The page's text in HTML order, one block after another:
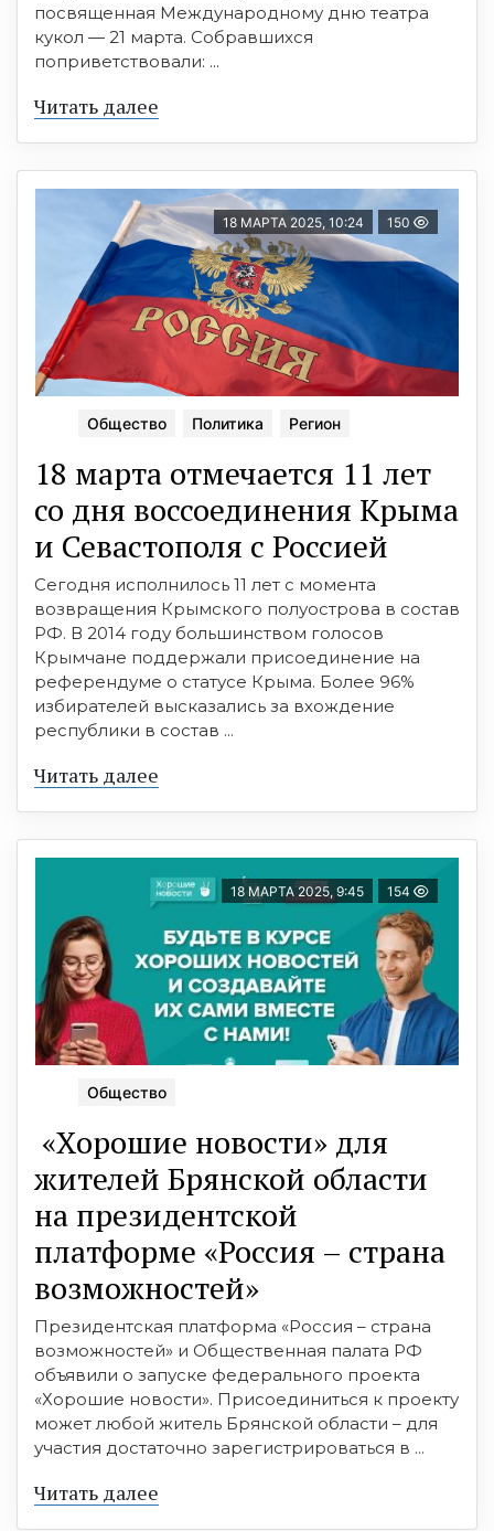
посвященная Международному дню театра
кукол — 21 марта. Собравшихся
поприветствовали: ...
Читать далее
18 МАРТА 2025, 10:24 150
Общество Политика Регион
18 марта отмечается 11 лет
со дня воссоединения Крыма
и Севастополя с Россией
Сегодня исполнилось 11 лет с момента
возвращения Крымского полуострова в состав
РФ. В 2014 году большинством голосов
Крымчане поддержали присоединение на
референдуме о статусе Крыма. Более 96%
избирателей высказались за вхождение
республики в состав ...
Читать далее
18 МАРТА 2025, 9:45 154
Общество
«Хорошие новости» для
жителей Брянской области
на президентской
платформе «Россия – страна
возможностей»
Президентская платформа «Россия – страна
возможностей» и Общественная палата РФ
объявили о запуске федерального проекта
«Хорошие новости». Присоединиться к проекту
может любой житель Брянской области – для
участия достаточно зарегистрироваться в ...
Читать далее